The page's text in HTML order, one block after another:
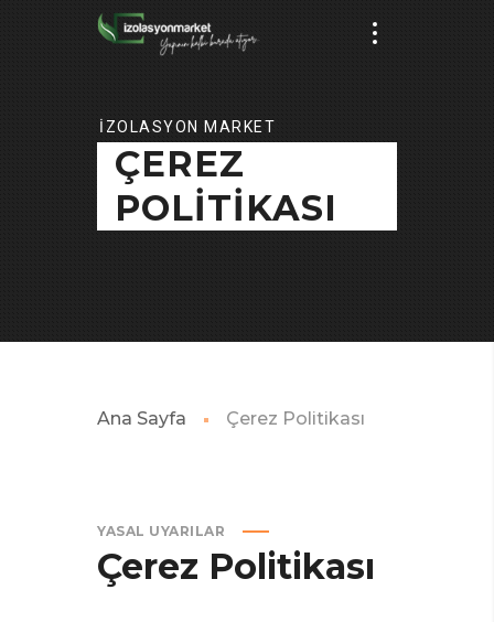
İZOLASYON MARKET
ÇEREZ
POLITIKASI
Ana Sayfa Çerez Politikası
YASAL UYARILAR
Çerez Politikası